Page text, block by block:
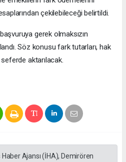
çekilebileceği belirtildi.
gerek olmaksızın
Söz konusu fark tutarları, hak
aktarılacak.
Ajansı (İHA), Demirören